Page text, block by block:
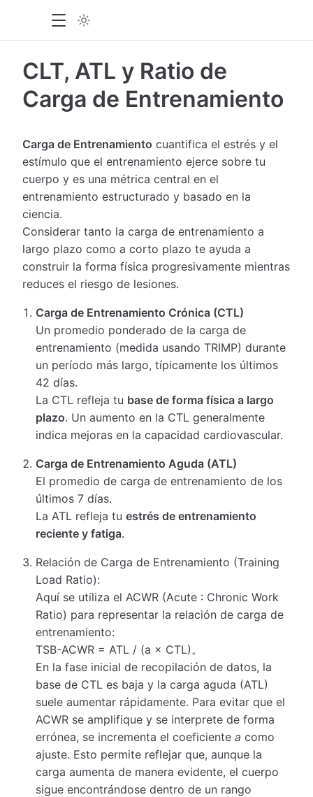
CLT, ATL y Ratio de
Carga de Entrenamiento
Carga de Entrenamiento cuantifica el estrés y el
estímulo que el entrenamiento ejerce sobre tu
cuerpo y es una métrica central en el
entrenamiento estructurado y basado en la
ciencia.
Considerar tanto la carga de entrenamiento a
largo plazo como a corto plazo te ayuda a
construir la forma física progresivamente mientras
reduces el riesgo de lesiones.
Carga de Entrenamiento Crónica (CTL)
Un promedio ponderado de la carga de
entrenamiento (medida usando TRIMP) durante
un período más largo, típicamente los últimos
42 días.
La CTL refleja tu base de forma física a largo
plazo. Un aumento en la CTL generalmente
indica mejoras en la capacidad cardiovascular.
Carga de Entrenamiento Aguda (ATL)
El promedio de carga de entrenamiento de los
últimos 7 días.
La ATL refleja tuestrés de entrenamiento
reciente y fatiga.
Relación de Carga de Entrenamiento (Training
Load Ratio):
Aquí se utiliza el ACWR (Acute : Chronic Work
Ratio) para representar la relación de carga de
entrenamiento:
TSB-ACWR = ATL / (a × CTL)。
En la fase inicial de recopilación de datos, la
base de CTL es baja y la carga aguda (ATL)
suele aumentar rápidamente. Para evitar que el
ACWR se amplifique y se interprete de forma
errónea, se incrementa el coeficientea como
ajuste. Esto permite reflejar que, aunque la
carga aumenta de manera evidente, el cuerpo
sigue encontrándose dentro de un rango